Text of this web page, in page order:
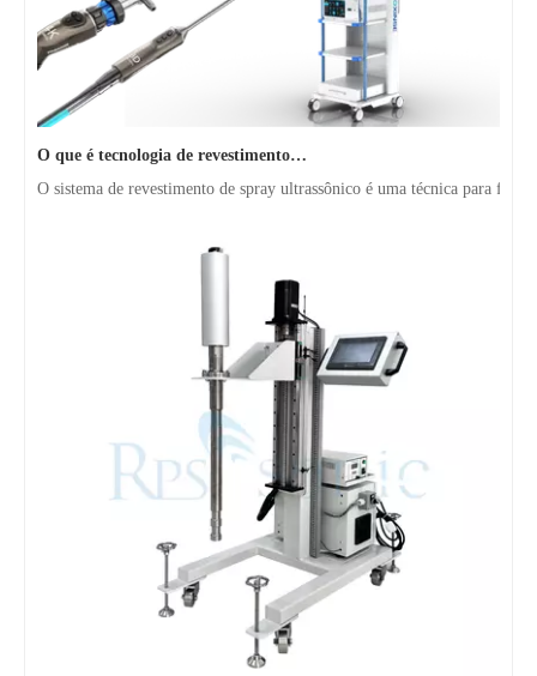
O que é tecnologia de revestimento por spray ultrassônico de endoscópio semicondutor
O sistema de revestimento de spray ultrassônico é uma técnica para